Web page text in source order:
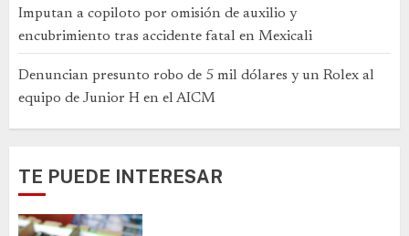
Imputan a copiloto por omisión de auxilio y
encubrimiento tras accidente fatal en Mexicali
Denuncian presunto robo de 5 mil dólares y un Rolex al
equipo de Junior H en el AICM
TE PUEDE INTERESAR